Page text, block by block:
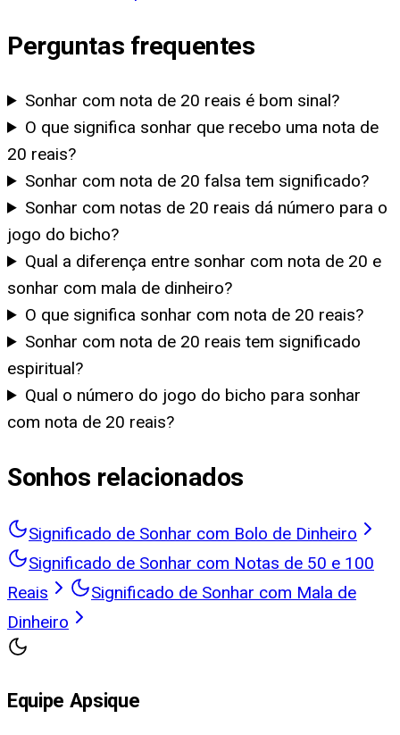
Perguntas frequentes
Sonhar com nota de 20 reais é bom sinal?
O que significa sonhar que recebo uma nota de
20 reais?
Sonhar com nota de 20 falsa tem significado?
Sonhar com notas de 20 reais dá número para o
jogo do bicho?
Qual a diferença entre sonhar com nota de 20 e
sonhar com mala de dinheiro?
O que significa sonhar com nota de 20 reais?
Sonhar com nota de 20 reais tem significado
espiritual?
Qual o número do jogo do bicho para sonhar
com nota de 20 reais?
Sonhos relacionados
Significado de Sonhar com Bolo de Dinheiro
Significado de Sonhar com Notas de 50 e 100
Reais
Significado de Sonhar com Mala de
Dinheiro
Equipe Apsique